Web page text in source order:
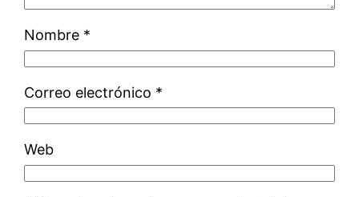
Nombre *
Correo electrónico *
Web